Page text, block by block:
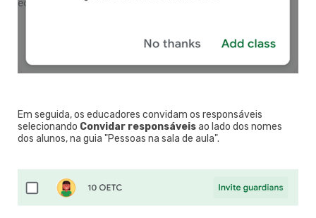
Em seguida, os educadores convidam os responsáveis
selecionando Convidar responsáveisao lado dos nomes
dos alunos, na guia "Pessoas na sala de aula".